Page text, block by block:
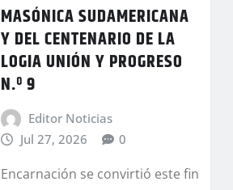
MASÓNICA SUDAMERICANA
Y DEL CENTENARIO DE LA
LOGIA UNIÓN Y PROGRESO
N.º 9
Editor Noticias
Jul 27, 2026
0
Encarnación se convirtió este fin